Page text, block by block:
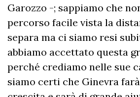
Garozzo -; sappiamo che
percorso facile vista la
separa ma ci siamo resi
abbiamo accettato questa
perché crediamo nelle sue
siamo certi che Ginevra